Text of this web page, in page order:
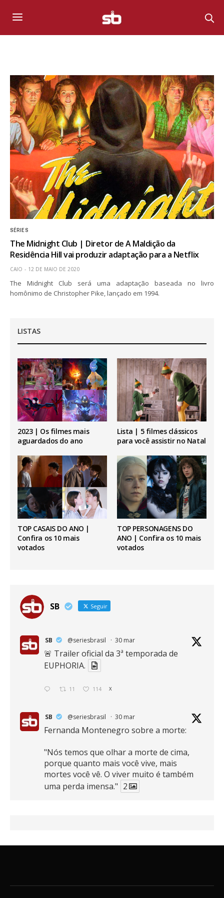
SÉRIES
The Midnight Club | Diretor de A Maldição da
Residência Hill vai produzir adaptação para a Netflix
CAIO 12 DE MAIO DE 2020
The Midnight Club será uma adaptação baseada no livro
homônimo de Christopher Pike, lançado em 1994.
LISTAS
2023 | Os filmes mais
aguardados do ano
Lista | 5 filmes clássicos
para você assistir no Natal
TOP CASAIS DO ANO |
Confira os 10 mais
votados
TOP PERSONAGENS DO
ANO | Confira os 10 mais
votados
SB Seguir
SB @seriesbrasil · 30 mar
🚨 Trailer oficial da 3ª temporada de
EUPHORIA.
11 114 X
SB @seriesbrasil · 30 mar
Fernanda Montenegro sobre a morte:
"Nós temos que olhar a morte de cima,
porque quanto mais você vive, mais
mortes você vê. O viver muito é também
uma perda imensa." 2
16 389 X